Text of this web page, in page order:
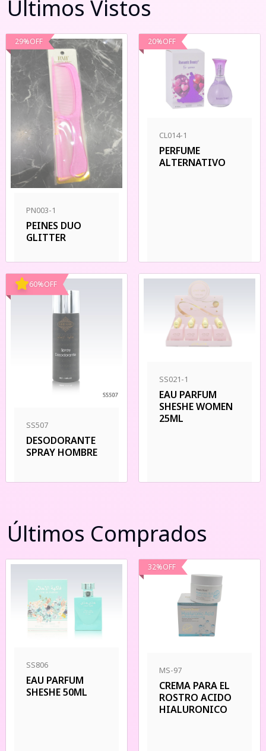
Últimos Vistos
29%OFF
PN003-1
PEINES DUO
GLITTER
20%OFF
CL014-1
PERFUME
ALTERNATIVO
60%OFF
SS507
DESODORANTE
SPRAY HOMBRE
SS021-1
EAU PARFUM
SHESHE WOMEN
25ML
Últimos Comprados
SS806
EAU PARFUM
SHESHE 50ML
32%OFF
MS-97
CREMA PARA EL
ROSTRO ACIDO
HIALURONICO